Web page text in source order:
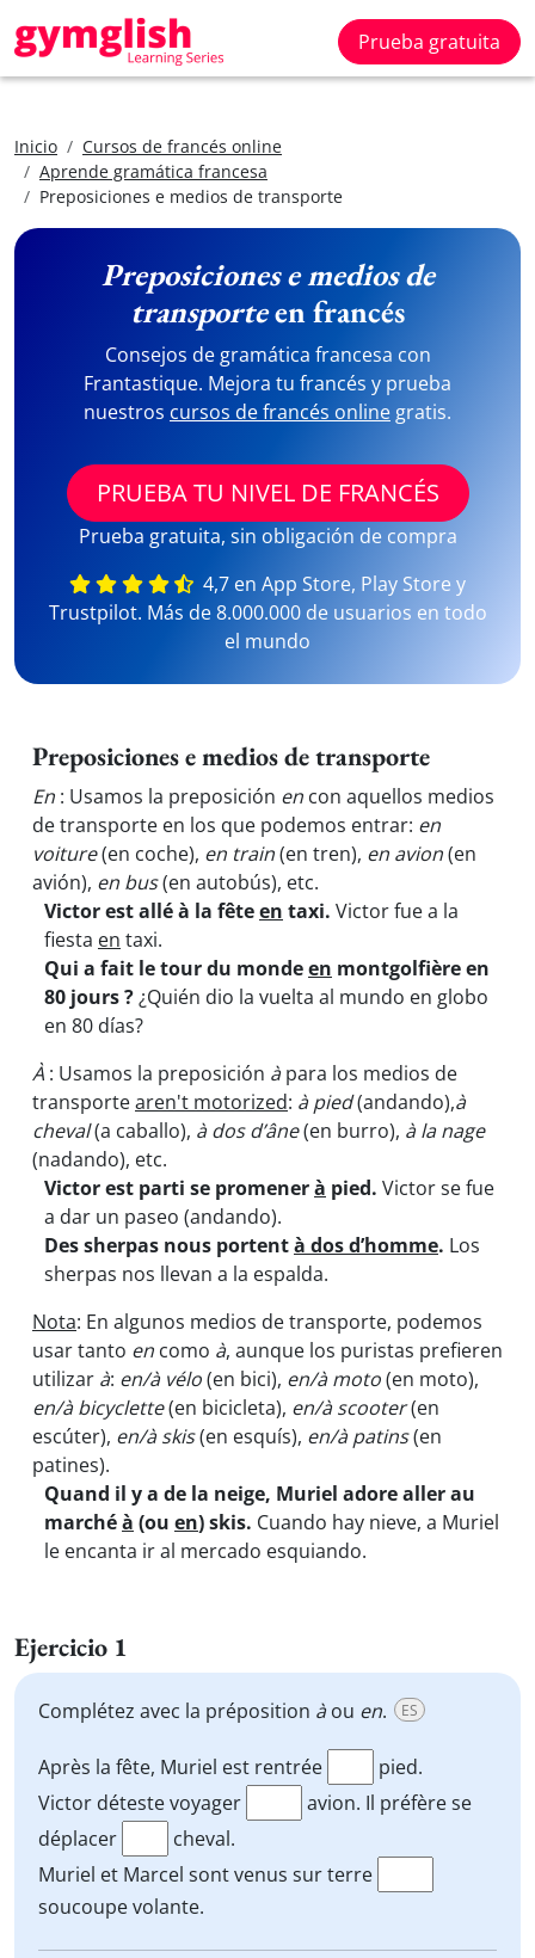
Prueba gratuita
Inicio
Cursos de francés online
Aprende gramática francesa
Preposiciones e medios de transporte
Preposiciones e medios de
transporteen francés
Consejos de gramática francesa con
Frantastique. Mejora tu francés y prueba
nuestros cursos de francés online gratis.
PRUEBA TU NIVEL DE FRANCÉS
Prueba gratuita, sin obligación de compra
4,7 en App Store, Play Store y
Trustpilot. Más de 8.000.000 de usuarios en todo
el mundo
Preposiciones e medios de transporte
En : Usamos la preposición en con aquellos medios
de transporte en los que podemos entrar: en
voiture(en coche), en train(en tren), en avion(en
avión), en bus(en autobús), etc.
Victor est allé à la fêteen taxi. Victor fue a la
fiesta en taxi.
Qui a fait le tour du mondeen montgolfière en
80 jours ?¿Quién dio la vuelta al mundo en globo
en 80 días?
À : Usamos la preposición àpara los medios de
transportearen't motorized: à pied(andando),à
cheval(a caballo), à dos d’âne(en burro), à la nage
(nadando), etc.
Victor est parti se promenerà pied. Victor se fue
a dar un paseo (andando).
Des sherpas nous portentà dos d’homme. Los
sherpas nos llevan a la espalda.
Nota: En algunos medios de transporte, podemos
usar tanto en como à, aunque los puristas prefieren
utilizar à: en/à vélo(en bici), en/à moto(en moto),
en/à bicyclette(en bicicleta), en/à scooter(en
escúter), en/à skis(en esquís), en/à patins(en
patines).
Quand il y a de la neige, Muriel adore aller au
marchéà (ou en) skis. Cuando hay nieve, a Muriel
le encanta ir al mercado esquiando.
Ejercicio 1
Complétez avec la préposition àou en. ES
Après la fête, Muriel est rentrée
pied.
Victor déteste voyager
avion. Il préfère se
déplacer
cheval.
Muriel et Marcel sont venus sur terre
soucoupe volante.